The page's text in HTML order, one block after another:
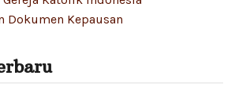
Dokumen Kepausan